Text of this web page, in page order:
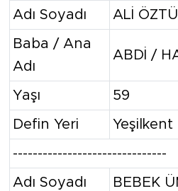
Adı Soyadı ALİ
Baba / Ana
Adı
ABDİ /
Yaşı 59
Defin Yeri Yeşilkent
-------------------------------
Adı Soyadı BEBEK